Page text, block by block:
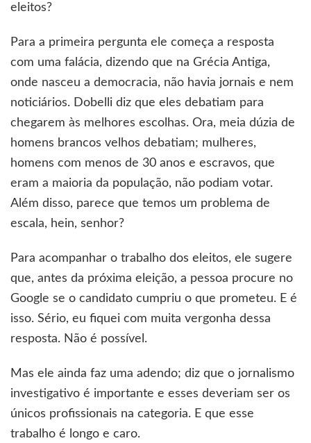
eleitos?
Para a primeira pergunta ele começa a resposta
com uma falácia, dizendo que na Grécia Antiga,
onde nasceu a democracia, não havia jornais e nem
noticiários. Dobelli diz que eles debatiam para
chegarem às melhores escolhas. Ora, meia dúzia de
homens brancos velhos debatiam; mulheres,
homens com menos de 30 anos e escravos, que
eram a maioria da população, não podiam votar.
Além disso, parece que temos um problema de
escala, hein, senhor?
Para acompanhar o trabalho dos eleitos, ele sugere
que, antes da próxima eleição, a pessoa procure no
Google se o candidato cumpriu o que prometeu. E é
isso. Sério, eu fiquei com muita vergonha dessa
resposta. Não é possível.
Mas ele ainda faz uma adendo; diz que o jornalismo
investigativo é importante e esses deveriam ser os
únicos profissionais na categoria. E que esse
trabalho é longo e caro.